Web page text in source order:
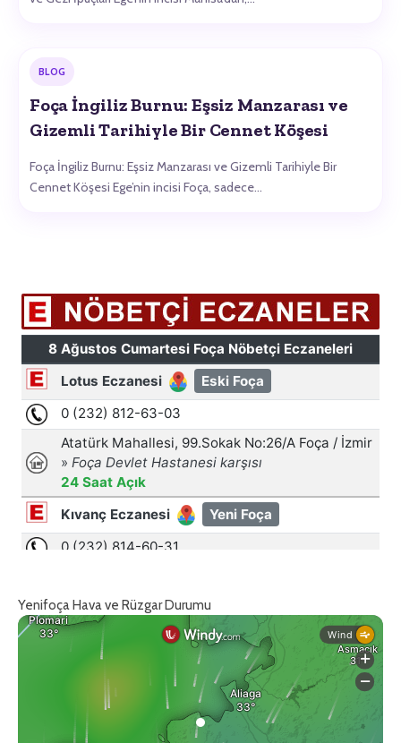
BLOG
Foça İngiliz Burnu: Eşsiz Manzarası ve
Gizemli Tarihiyle Bir Cennet Köşesi
Foça İngiliz Burnu: Eşsiz Manzarası ve Gizemli Tarihiyle Bir
Cennet Köşesi Ege’nin incisi Foça, sadece…
Yenifoça Hava ve Rüzgar Durumu